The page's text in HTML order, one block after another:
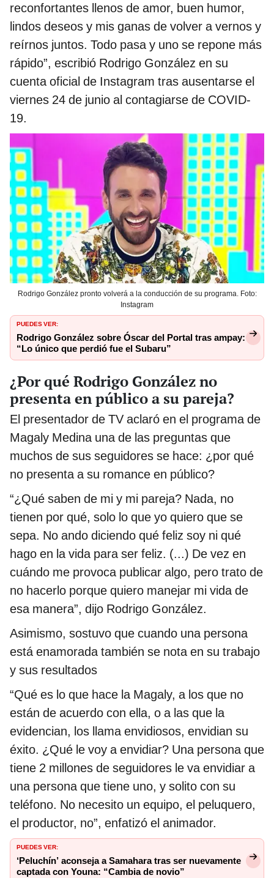
reconfortantes llenos de amor, buen humor,
lindos deseos y mis ganas de volver a vernos y
reírnos juntos. Todo pasa y uno se repone más
rápido”, escribió Rodrigo González en su
cuenta oficial de Instagram tras ausentarse el
viernes 24 de junio al contagiarse de COVID-
19.
Rodrigo González pronto volverá a la conducción de su programa. Foto:
Instagram
PUEDES VER:
Rodrigo González sobre Óscar del Portal tras ampay:
“Lo único que perdió fue el Subaru”
¿Por qué Rodrigo González no
presenta en público a su pareja?
El presentador de TV aclaró en el programa de
Magaly Medina una de las preguntas que
muchos de sus seguidores se hace: ¿por qué
no presenta a su romance en público?
“¿Qué saben de mi y mi pareja? Nada, no
tienen por qué, solo lo que yo quiero que se
sepa. No ando diciendo qué feliz soy ni qué
hago en la vida para ser feliz. (...) De vez en
cuándo me provoca publicar algo, pero trato de
no hacerlo porque quiero manejar mi vida de
esa manera”, dijo Rodrigo González.
Asimismo, sostuvo que cuando una persona
está enamorada también se nota en su trabajo
y sus resultados
“Qué es lo que hace la Magaly, a los que no
están de acuerdo con ella, o a las que la
evidencian, los llama envidiosos, envidian su
éxito. ¿Qué le voy a envidiar? Una persona que
tiene 2 millones de seguidores le va envidiar a
una persona que tiene uno, y solito con su
teléfono. No necesito un equipo, el peluquero,
el productor, no”, enfatizó el animador.
PUEDES VER:
‘Peluchín’ aconseja a Samahara tras ser nuevamente
captada con Youna: “Cambia de novio”